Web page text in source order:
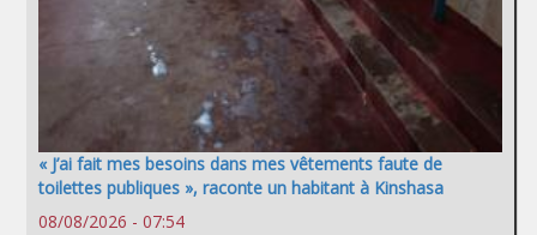
« J’ai fait mes besoins dans mes vêtements faute de
toilettes publiques », raconte un habitant à Kinshasa
08/08/2026 - 07:54